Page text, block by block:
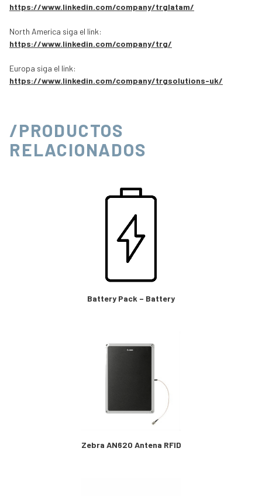
https://www.linkedin.com/company/trglatam/
North America siga el link:
https://www.linkedin.com/company/trg/
Europa siga el link:
https://www.linkedin.com/company/trgsolutions-uk/
/PRODUCTOS
RELACIONADOS
Battery Pack – Battery
Zebra AN620 Antena RFID